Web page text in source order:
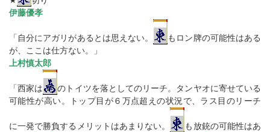
伊藤優孝
「自分にアガリがあるとは思えない。
もロン牌の可能性はある
が、ここは仕方ない。」
上村慎太郎
「西家は
のトイツを落としてのリーチ。タンヤオに寄せている
可能性が高い。トップ目が６万点超えの状況で、ラス目のリーチ
に一発で勝負するメリットはあまりない。 も放銃の可能性はあ